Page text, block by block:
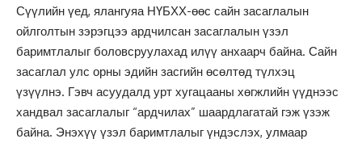
Сүүлийн үед, ялангуяа НҮБХХ-өөс сайн засаглалын
ойлголтын зэрэгцээ ардчилсан засаглалын үзэл
баримтлалыг боловсруулахад илүү анхаарч байна. Сайн
засаглал улс орны эдийн засгийн өсөлтөд түлхэц
үзүүлнэ. Гэвч асуудалд урт хугацааны хөгжлийн үүднээс
хандвал засаглалыг “ардчилах” шаардлагатай гэж үзэж
байна. Энэхүү үзэл баримтлалыг үндэслэх, улмаар